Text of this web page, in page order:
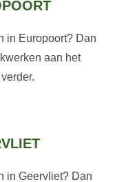
in Europoort? Dan
aan het
in Geervliet? Dan